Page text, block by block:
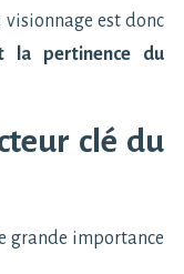
est donc
la pertinence du
clé du
grande importance